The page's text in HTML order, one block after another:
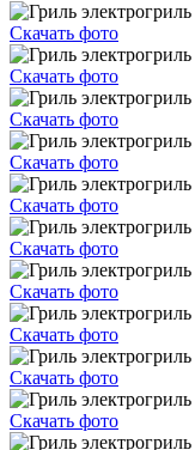
Скачать фото
Скачать фото
Скачать фото
Скачать фото
Скачать фото
Скачать фото
Скачать фото
Скачать фото
Скачать фото
Скачать фото